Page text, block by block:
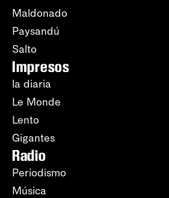
Maldonado
Paysandú
Salto
Impresos
la diaria
Le Monde
Lento
Gigantes
Radio
Periodismo
Música